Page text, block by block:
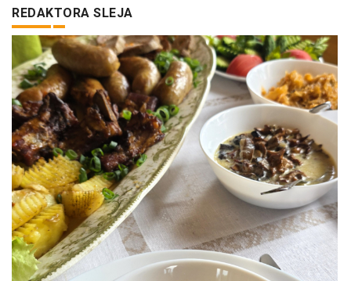
REDAKTORA SLEJA